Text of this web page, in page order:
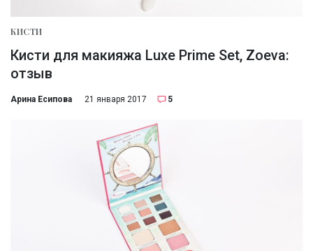
КИСТИ
Кисти для макияжа Luxe Prime Set, Zoeva:
отзыв
Арина Есипова 21 января 2017 5